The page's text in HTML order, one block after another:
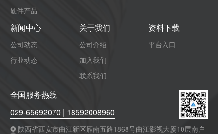
硬件产品
新闻中心
公司动态
行业动态
关于我们
公司介绍
加入我们
联系我们
资料下载
平台入口
全国服务热线
029-65692070 | 18592008960
陕西省西安市曲江新区雁南五路1868号曲江影视大厦10层南户